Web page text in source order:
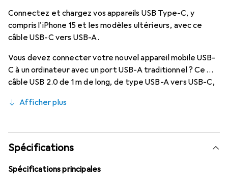
Connectez et chargez vos appareils USB Type-C, y
compris l'iPhone 15 et les modèles ultérieurs, avec ce
câble USB-C vers USB-A.
Vous devez connecter votre nouvel appareil mobile USB-
C à un ordinateur avec un port USB-A traditionnel ? Ce
câble USB 2.0 de 1 m de long, de type USB-A vers USB-C,
les ports Thunderbolt 3.
Afficher plus
Spécifications
Spécifications principales